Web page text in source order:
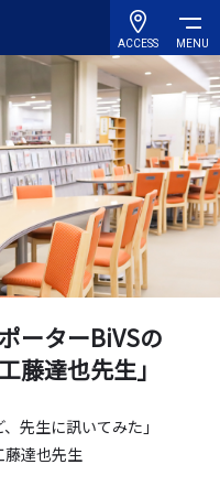
ACCESS MENU
ーターBiVSの
藤達也先生」
先生に訊いてみた」
達也先生